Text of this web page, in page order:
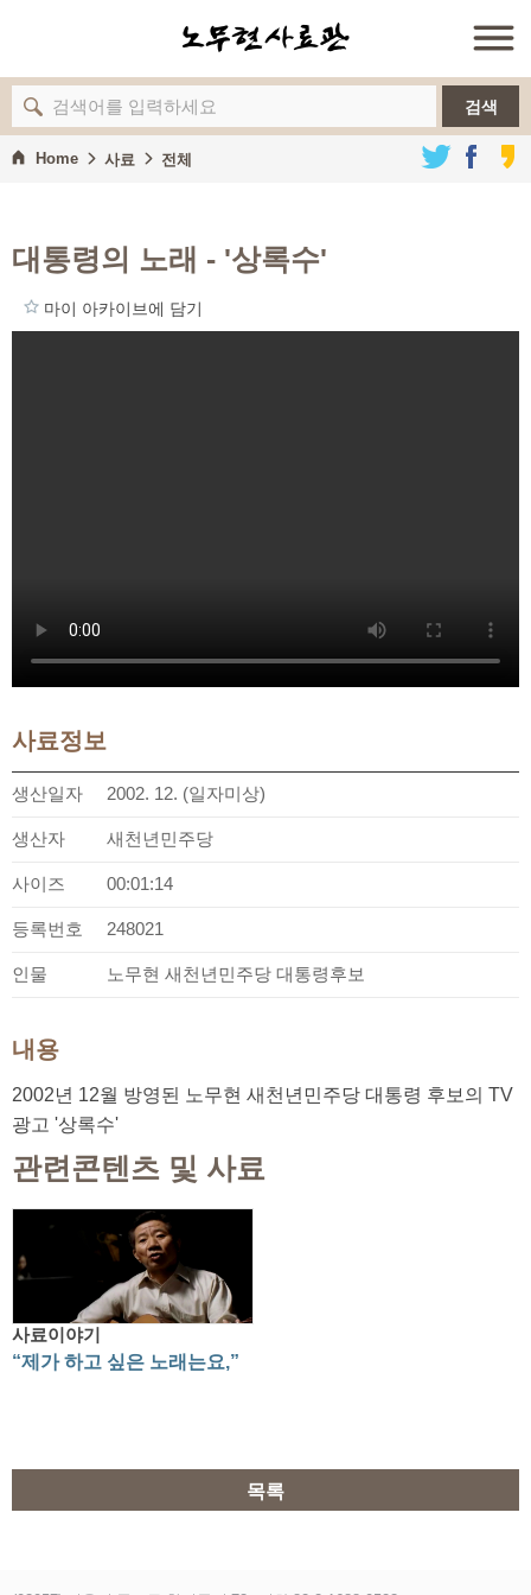
검색
Home 사료 전체
대통령의 노래 - '상록수'
마이 아카이브에 담기
사료정보
생산일자 2002. 12. (일자미상)
생산자 새천년민주당
사이즈 00:01:14
등록번호 248021
인물 노무현 새천년민주당 대통령후보
내용
2002년 12월 방영된 노무현 새천년민주당 대통령 후보의 TV
광고 '상록수'
관련콘텐츠 및 사료
사료이야기
“제가 하고 싶은 노래는요,”
목록